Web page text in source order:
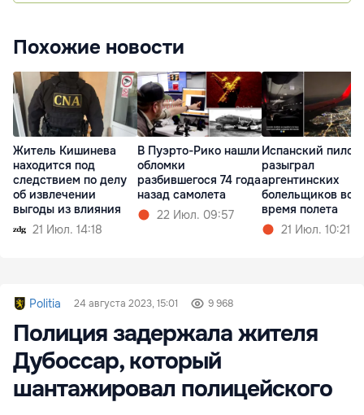
Похожие новости
Житель Кишинева
находится под
следствием по делу
об извлечении
выгоды из влияния
21 Июл. 14:18
В Пуэрто-Рико нашли
обломки
разбившегося 74 года
назад самолета
22 Июл. 09:57
Испанский пилот
разыграл
аргентинских
болельщиков во
время полета
21 Июл. 10:21
Politia 24 августа 2023, 15:01 9 968
Полиция задержала жителя
Дубоссар, который
шантажировал полицейского